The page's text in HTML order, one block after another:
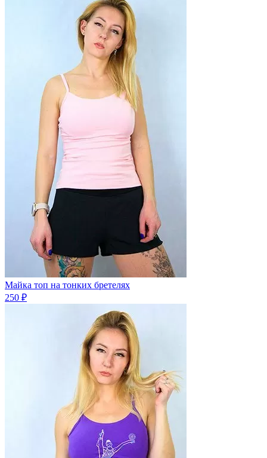
Майка топ на тонких бретелях
250 ₽